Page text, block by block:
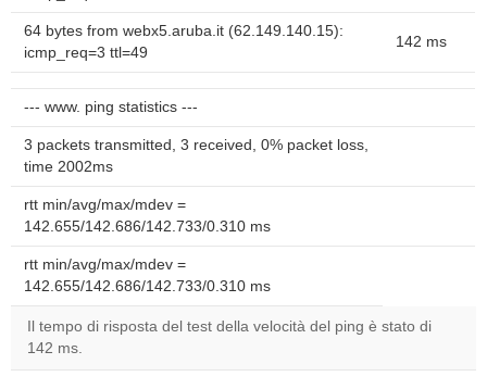
64 bytes from webx5.aruba.it (62.149.140.15):
icmp_req=3 ttl=49
142 ms
--- www. ping statistics ---
3 packets transmitted, 3 received, 0% packet loss,
time 2002ms
rtt min/avg/max/mdev =
142.655/142.686/142.733/0.310 ms
rtt min/avg/max/mdev =
142.655/142.686/142.733/0.310 ms
Il tempo di risposta del test della velocità del ping è stato di
142 ms.